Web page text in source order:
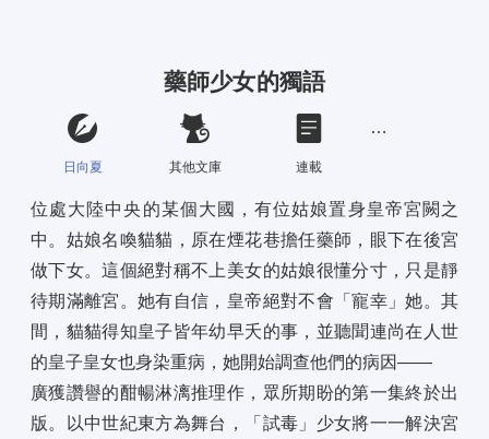
藥師少女的獨語
日向夏 其他文庫 連載
位處大陸中央的某個大國，有位姑娘置身皇帝宮闕之
中。姑娘名喚貓貓，原在煙花巷擔任藥師，眼下在後宮
做下女。這個絕對稱不上美女的姑娘很懂分寸，只是靜
待期滿離宮。她有自信，皇帝絕對不會「寵幸」她。其
間，貓貓得知皇子皆年幼早夭的事，並聽聞連尚在人世
的皇子皇女也身染重病，她開始調查他們的病因——
廣獲讚譽的酣暢淋漓推理作，眾所期盼的第一集終於出
版。以中世紀東方為舞台，「試毒」少女將一一解決宮